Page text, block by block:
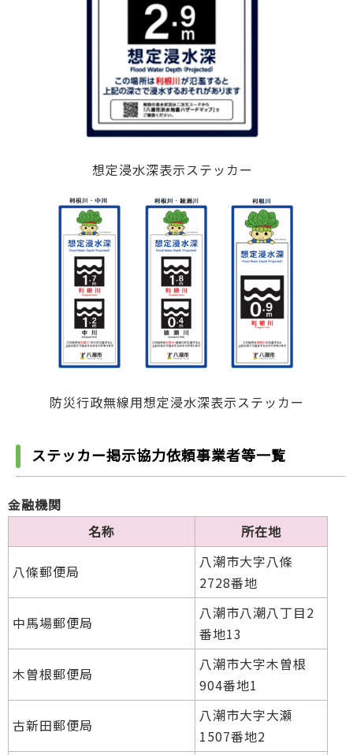
想定浸水深表示ステッカー
防災行政無線用想定浸水深表示ステッカー
ステッカー掲示協力依頼事業者等一覧
金融機関
名称
所在地
八條郵便局
八潮市大字八條
2728番地
中馬場郵便局
八潮市八潮八丁目2
番地13
木曽根郵便局
八潮市大字木曽根
904番地1
古新田郵便局
八潮市大字大瀬
1507番地2